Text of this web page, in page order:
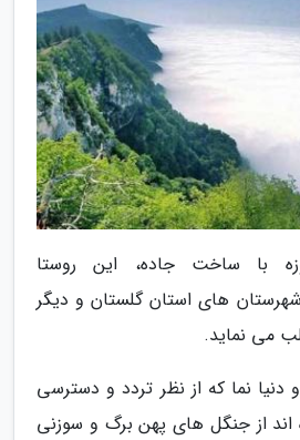
با ساخت جاده، این روستا
شهرستان های استان گلستان و دیگر
می نماید.
دنیا نما که از نظر تردد و دسترسی
اند از جنگل های پهن برگ و سوزنی